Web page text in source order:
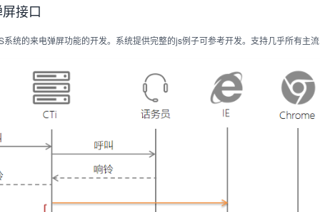
接口
系统的来电弹屏功能的开发。系统提供完整的js例子可参考开发。支持几乎所有主